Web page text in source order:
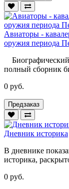
Авиаторы -
оружия периода
Биографический
полный сборник
0 руб.
Предзаказ
Дневник историка
В дневнике
историка,
0 руб.